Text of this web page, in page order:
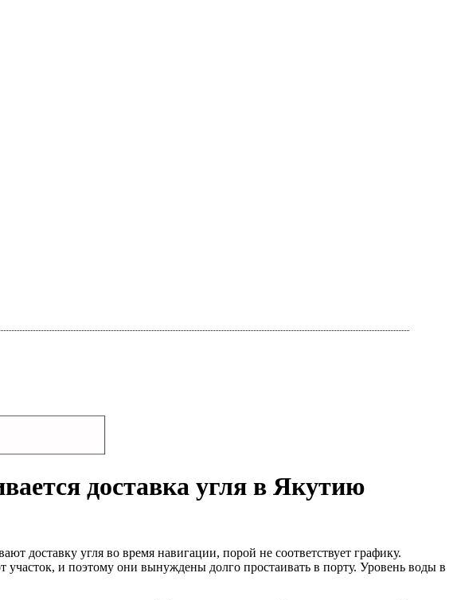
доставка угля в Якутию
доставку угля во время навигации, порой не соответствует графику.
и поэтому они вынуждены долго простаивать в порту. Уровень воды в